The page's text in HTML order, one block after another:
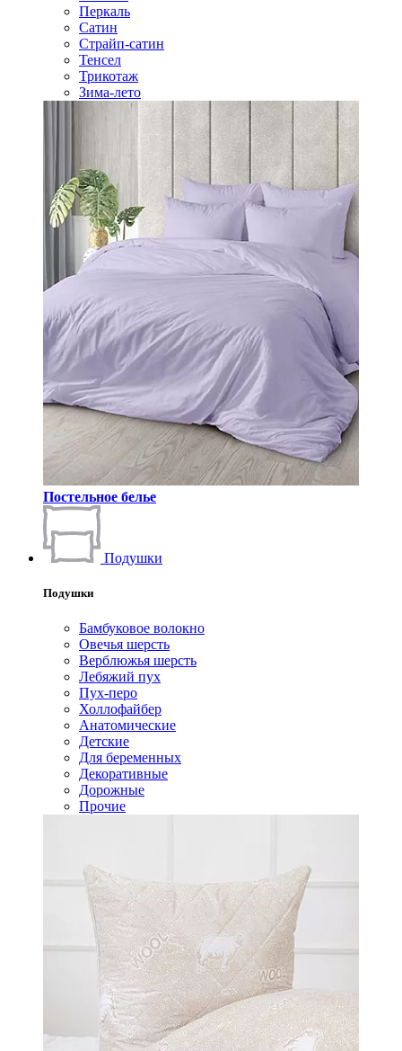
Перкаль
Сатин
Страйп-сатин
Тенсел
Трикотаж
Зима-лето
Постельное белье
Подушки
Подушки
Бамбуковое волокно
Овечья шерсть
Верблюжья шерсть
Лебяжий пух
Пух-перо
Холлофайбер
Анатомические
Детские
Для беременных
Декоративные
Дорожные
Прочие